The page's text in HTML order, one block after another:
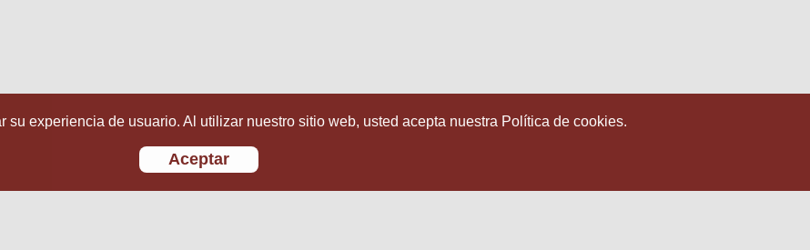
su experiencia de usuario. Al utilizar nuestro sitio web, usted acepta nuestra Política de cookies.
Aceptar